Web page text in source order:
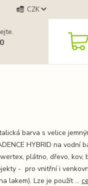
CZK
barva s velice
HYBRID na vodní
plátno, dřevo, kov,
- pro vnitřní i
lakem). Lze je použít ...